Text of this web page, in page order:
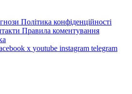
Політика конфіденційності
Правила коментування
x youtube instagram telegram